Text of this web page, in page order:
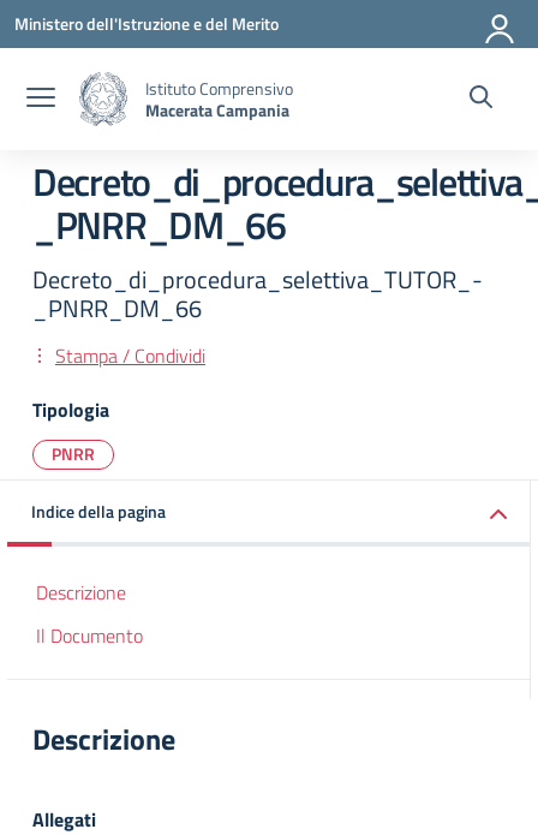
Vai ai contenuti
Vai al menu di navigazione
Vai al footer
Ministero dell'Istruzione e del Merito
Istituto Comprensivo
Macerata Campania
_PNRR_DM_66
Decreto_di_procedura_selettiva_TUTOR_-
_PNRR_DM_66
Stampa / Condividi
Tipologia
PNRR
Indice della pagina
Descrizione
Il Documento
Descrizione
Allegati